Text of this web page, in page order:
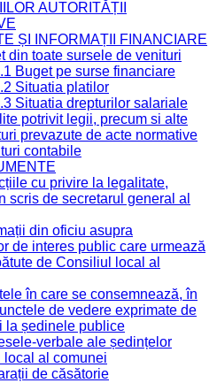
AUTORITĂȚII
ȘI INFORMAȚII FINANCIARE
din toate sursele de venituri
Buget pe surse financiare
Situatia platilor
Situatia drepturilor salariale
potrivit legii, precum si alte
prevazute de acte normative
contabile
cu privire la legalitate,
scris de secretarul general al
din oficiu asupra
de interes public care urmează
de Consiliul local al
în care se consemnează, în
de vedere exprimate de
la ședinele publice
verbale ale ședințelor
al comunei
de căsătorie